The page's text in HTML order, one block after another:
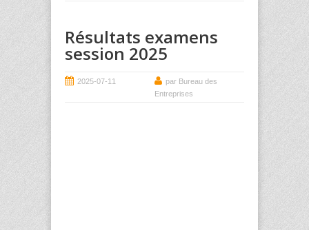
Résultats examens
session 2025
2025-07-11
par Bureau des
Entreprises